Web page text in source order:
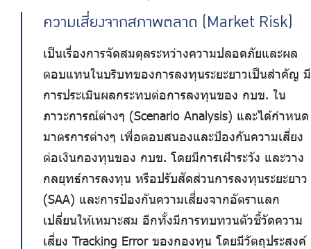
ความเสี่ยงจากสภาพตลาด (Market Risk)
เป็นเรื่องการจัดสมดุลระหว่างความปลอดภัยและผล
ตอบแทนในบริบทของการลงทุนระยะยาวเป็นสำคัญ มี
การประเมินผลกระทบต่อการลงทุนของ กบข. ใน
ภาวะการณ์ต่างๆ (Scenario Analysis) และได้กำหนด
มาตรการต่างๆ เพื่อตอบสนองและป้องกันความเสี่ยง
ต่อเงินกองทุนของ กบข. โดยมีการเฝ้าระวัง และวาง
กลยุทธ์การลงทุน หรือปรับสัดส่วนการลงทุนระยะยาว
(SAA) และการป้องกันความเสี่ยงจากอัตราแลก
เปลี่ยนให้เหมาะสม อีกทั้งมีการทบทวนตัวชี้วัดความ
เสี่ยง Tracking Error ของกองทุน โดยมีวัตถุประสงค์